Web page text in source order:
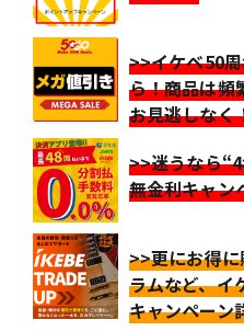
>>イケベ50
ら！商品は頻
お見逃しなく
>>迷うなら
無金利キャン
>>更にお得
ラムなど、イ
キャンペーン